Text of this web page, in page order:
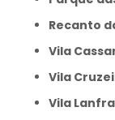
Recanto
Vila
Vila
Vila